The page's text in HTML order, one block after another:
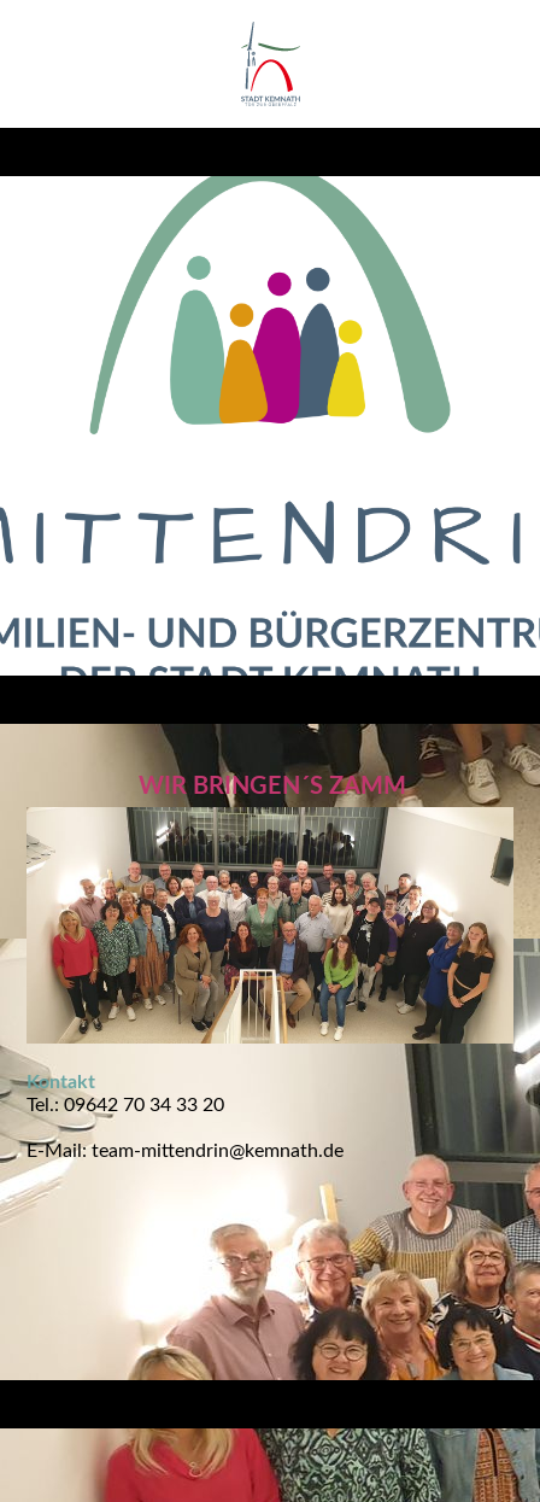
WIR BRINGEN´S ZAMM
Kontakt
Tel.: 09642 70 34 33 20
E-Mail: team-mittendrin@kemnath.de